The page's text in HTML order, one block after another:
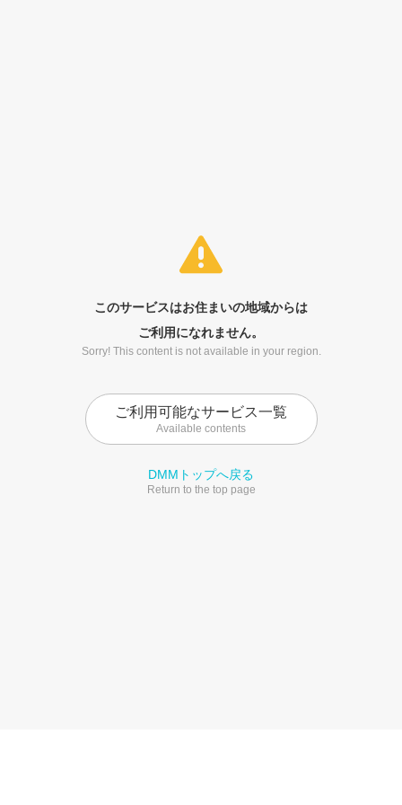
このサービスはお住まいの地域からは
ご利用になれません。
Sorry! This content is not available in your region.
ご利用可能なサービス一覧
Available contents
DMMトップへ戻る
Return to the top page